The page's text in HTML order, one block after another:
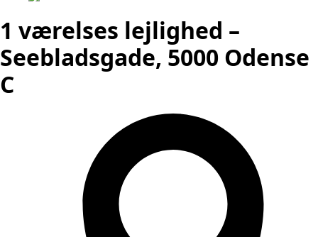
1 værelses lejlighed –
Seebladsgade, 5000 Odense
C